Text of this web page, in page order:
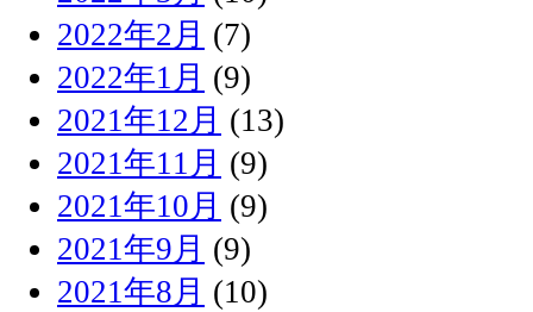
2022年2月 (7)
2022年1月 (9)
2021年12月 (13)
2021年11月 (9)
2021年10月 (9)
2021年9月 (9)
2021年8月 (10)